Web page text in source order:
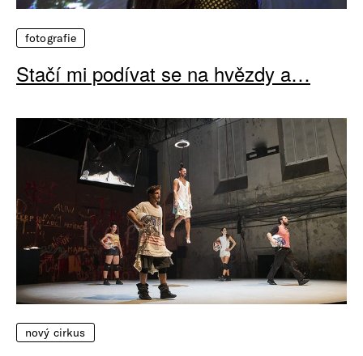
fotografie
Stačí mi podívat se na hvězdy a…
nový cirkus